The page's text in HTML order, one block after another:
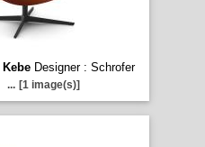
KebeDesigner : Schrofer
... [1 image(s)]